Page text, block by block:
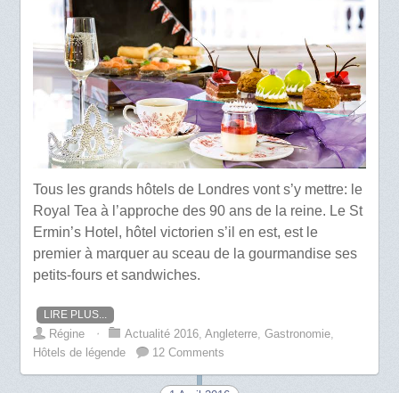
Tous les grands hôtels de Londres vont s’y mettre: le
Royal Tea à l’approche des 90 ans de la reine. Le St
Ermin’s Hotel, hôtel victorien s’il en est, est le
premier à marquer au sceau de la gourmandise ses
petits-fours et sandwiches.
LIRE PLUS...
Régine ⋅ Actualité 2016 ,Angleterre ,Gastronomie
Hôtels de légende
12 Comments